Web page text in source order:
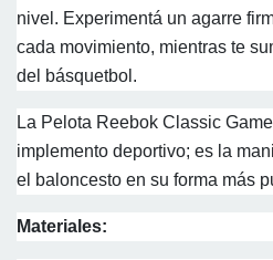
nivel. Experimentá un agarre
cada movimiento, mientras te
del básquetbol.
La Pelota Reebok Classic
implemento deportivo; es la
el baloncesto en su forma más
Materiales: